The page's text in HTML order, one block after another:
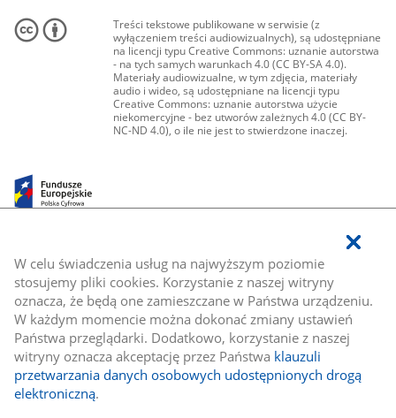
W celu świadczenia usług na najwyższym poziomie
stosujemy pliki cookies. Korzystanie z naszej witryny
oznacza, że będą one zamieszczane w Państwa urządzeniu.
W każdym momencie można dokonać zmiany ustawień
Państwa przeglądarki. Dodatkowo, korzystanie z naszej
witryny oznacza akceptację przez Państwa klauzuli
przetwarzania danych osobowych udostępnionych drogą
elektroniczną.
Treści tekstowe publikowane w serwisie (z
wyłączeniem treści audiowizualnych), są udostępniane
na licencji typu Creative Commons: uznanie autorstwa
- na tych samych warunkach 4.0 (CC BY-SA 4.0).
Materiały audiowizualne, w tym zdjęcia, materiały
audio i wideo, są udostępniane na licencji typu
Creative Commons: uznanie autorstwa użycie
niekomercyjne - bez utworów zależnych 4.0 (CC BY-
NC-ND 4.0), o ile nie jest to stwierdzone inaczej.